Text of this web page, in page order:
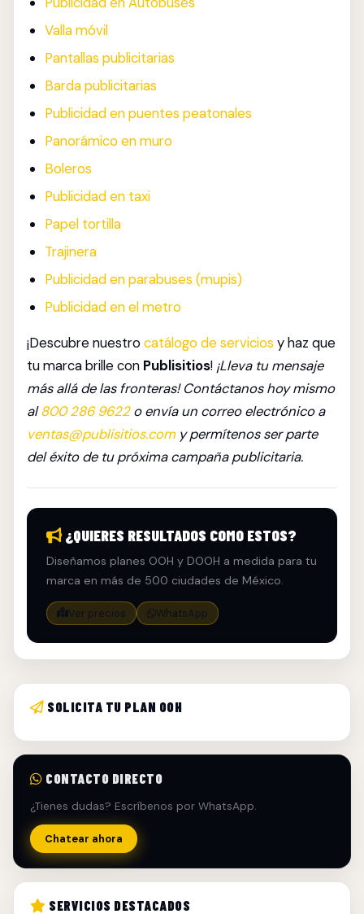
Valla móvil
Pantallas publicitarias
Barda publicitarias
Publicidad en puentes peatonales
Panorámico en muro
Boleros
Publicidad en taxi
Papel tortilla
Trajinera
Publicidad en parabuses (mupis)
Publicidad en el metro
¡Descubre nuestrocatálogo de servicios y haz que
tu marca brille con Publisitios! ¡Lleva tu mensaje
más allá de las fronteras! Contáctanos hoy mismo
al800 286 9622o envía un correo electrónico a
ventas@publisitios.comy permítenos ser parte
del éxito de tu próxima campaña publicitaria.
¿QUIERES RESULTADOS COMO ESTOS?
Diseñamos planes OOH y DOOH a medida para tu
marca en más de 500 ciudades de México.
Ver precios WhatsApp
SOLICITA TU PLAN OOH
CONTACTO DIRECTO
¿Tienes dudas? Escríbenos por WhatsApp.
Chatear ahora
SERVICIOS DESTACADOS